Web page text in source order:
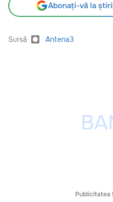
Abonați-vă la
Sursă Antena3
Publicitatea